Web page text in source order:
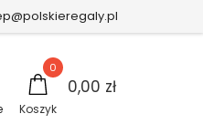
Koszyk
0
0,00 zł